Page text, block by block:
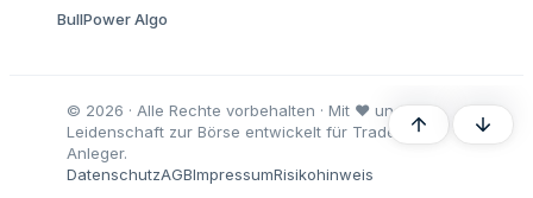
BullPower Algo
© 2026 · Alle Rechte vorbehalten · Mit ♥ und
Leidenschaft zur Börse entwickelt für Trader und
Anleger.
DatenschutzAGBImpressumRisikohinweis
Oben Unten